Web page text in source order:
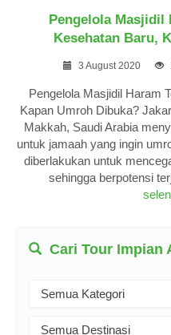
Pengelola Masjidil
Kesehatan Baru,
3 August 2020
Pengelola Masjidil Haram
Kapan Umroh Dibuka?
Makkah, Saudi Arabia
untuk jamaah yang ingin
diberlakukan untuk
sehingga berpotensi
Cari Tour Impian